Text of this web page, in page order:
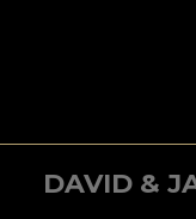
DAVID &